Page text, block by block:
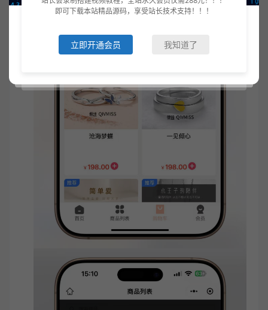
即可下载本站精品源码，享受站长技术支持！！！
立即开通会员 我知道了